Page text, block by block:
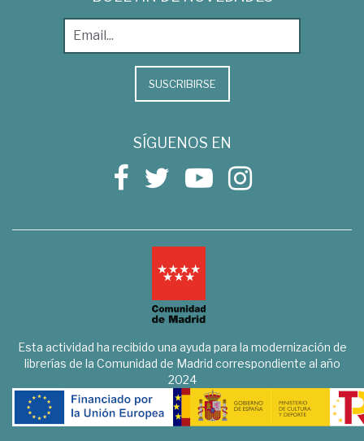
SUSCRIBIRSE
SÍGUENOS EN
Esta actividad ha recibido una ayuda para la modernización de
librerías de la Comunidad de Madrid correspondiente al año
2024